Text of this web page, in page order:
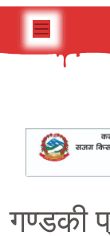
गण्डकी